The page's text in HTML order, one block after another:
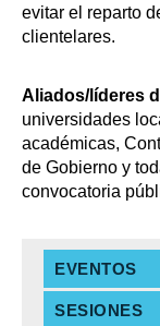
evitar el reparto
clientelares.
Aliados/líderes
universidades
académicas,
de Gobierno y
convocatoria
EVENTOS
SESIONES